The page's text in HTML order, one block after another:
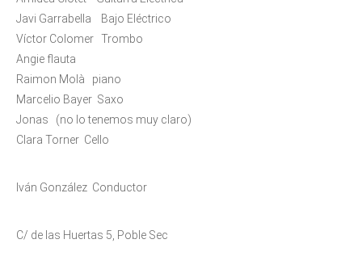
Javi Garrabella Bajo Eléctrico
Víctor Colomer Trombo
Angie flauta
Raimon Molà piano
Marcelio Bayer Saxo
Jonas (no lo tenemos muy claro)
Clara Torner Cello
Iván González Conductor
C/ de las Huertas 5, Poble Sec